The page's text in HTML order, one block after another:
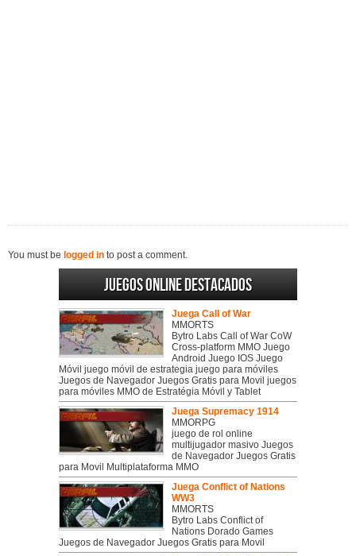
You must be logged in to post a comment.
Juegos online destacados
Juega Call of War
MMORTS
Bytro Labs Call of War CoW
Cross-platform MMO Juego
Android Juego IOS Juego
Móvil juego móvil de estrategia juego para móviles
Juegos de Navegador Juegos Gratis para Movil juegos
para móviles MMO de Estratégia Móvil y Tablet
Juega Supremacy 1914
MMORPG
juego de rol online
multijugador masivo Juegos
de Navegador Juegos Gratis
para Movil Multiplataforma MMO
Juega Conflict of Nations
WW3
MMORTS
Bytro Labs Conflict of
Nations Dorado Games
Juegos de Navegador Juegos Gratis para Movil